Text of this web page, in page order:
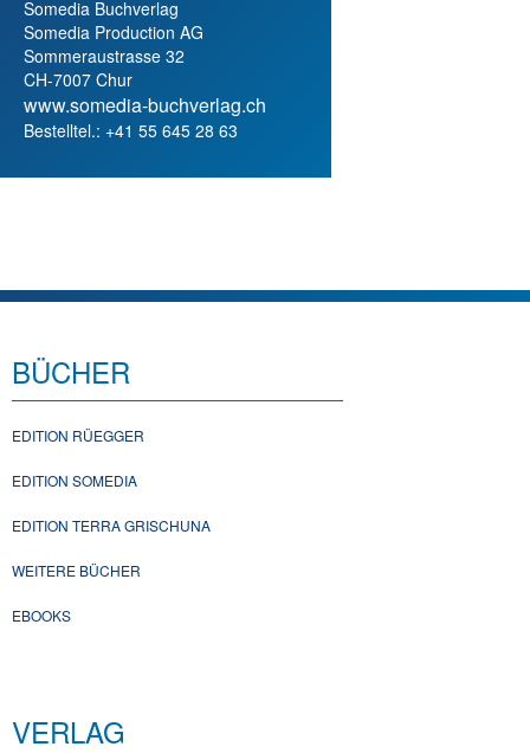
Somedia Buchverlag
Somedia Production AG
Sommeraustrasse 32
CH-7007 Chur
www.somedia-buchverlag.ch
Bestelltel.: +41 55 645 28 63
BÜCHER
EDITION RÜEGGER
EDITION SOMEDIA
EDITION TERRA GRISCHUNA
WEITERE BÜCHER
EBOOKS
VERLAG